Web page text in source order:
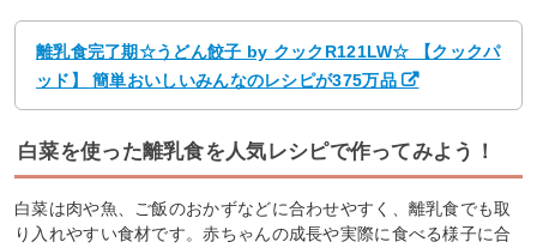
離乳食完了期☆うどん餃子 by クックR121LW☆ 【クックパ
ッド】 簡単おいしいみんなのレシピが375万品
白菜を使った離乳食を人気レシピで作ってみよう！
白菜は肉や魚、ご飯のおかずなどに合わせやすく、離乳食でも取
り入れやすい食材です。赤ちゃんの成長や実際に食べる様子に合